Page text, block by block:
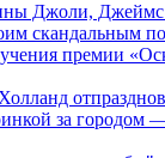
Джоли,
скандальным
премии
за городом